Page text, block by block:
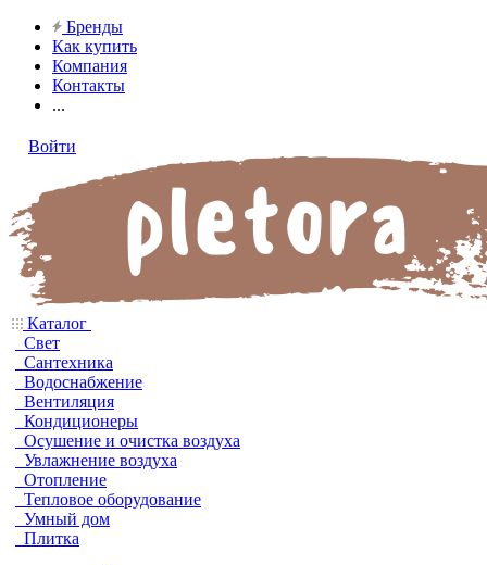
Бренды
Как купить
Компания
Контакты
...
Войти
Каталог
Свет
Сантехника
Водоснабжение
Вентиляция
Кондиционеры
Осушение и очистка воздуха
Увлажнение воздуха
Отопление
Тепловое оборудование
Умный дом
Плитка